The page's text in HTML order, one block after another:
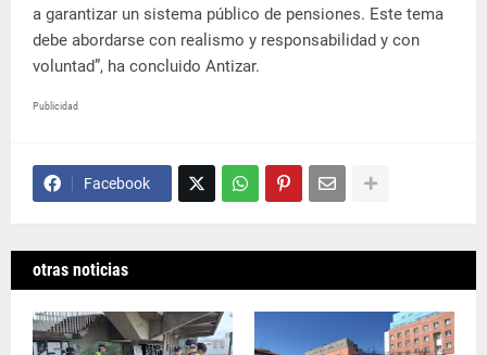
a garantizar un sistema público de pensiones. Este tema
debe abordarse con realismo y responsabilidad y con
voluntad”, ha concluido Antizar.
Publicidad
Facebook
otras noticias